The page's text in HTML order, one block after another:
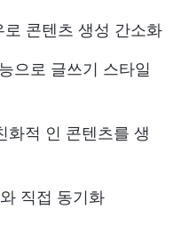
콘텐츠 생성 간소화
으로 글쓰기 스타일
화적 인 콘텐츠를 생
직접 동기화